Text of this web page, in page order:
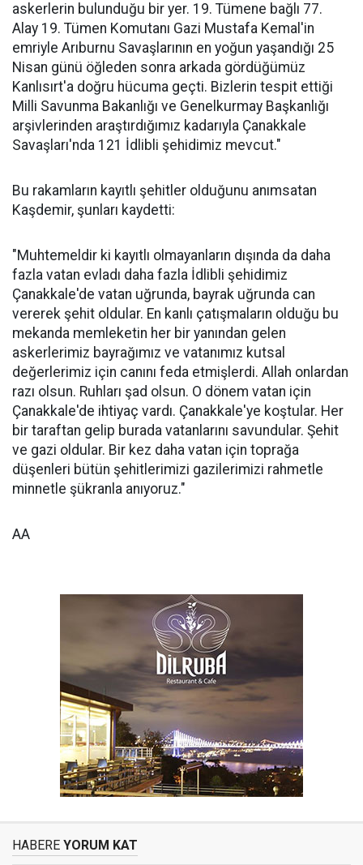
askerlerin bulunduğu bir yer. 19. Tümene bağlı 77.
Alay 19. Tümen Komutanı Gazi Mustafa Kemal'in
emriyle Arıburnu Savaşlarının en yoğun yaşandığı 25
Nisan günü öğleden sonra arkada gördüğümüz
Kanlısırt'a doğru hücuma geçti. Bizlerin tespit ettiği
Milli Savunma Bakanlığı ve Genelkurmay Başkanlığı
arşivlerinden araştırdığımız kadarıyla Çanakkale
Savaşları'nda 121 İdlibli şehidimiz mevcut."
Bu rakamların kayıtlı şehitler olduğunu anımsatan
Kaşdemir, şunları kaydetti:
"Muhtemeldir ki kayıtlı olmayanların dışında da daha
fazla vatan evladı daha fazla İdlibli şehidimiz
Çanakkale'de vatan uğrunda, bayrak uğrunda can
vererek şehit oldular. En kanlı çatışmaların olduğu bu
mekanda memleketin her bir yanından gelen
askerlerimiz bayrağımız ve vatanımız kutsal
değerlerimiz için canını feda etmişlerdi. Allah onlardan
razı olsun. Ruhları şad olsun. O dönem vatan için
Çanakkale'de ihtiyaç vardı. Çanakkale'ye koştular. Her
bir taraftan gelip burada vatanlarını savundular. Şehit
ve gazi oldular. Bir kez daha vatan için toprağa
düşenleri bütün şehitlerimizi gazilerimizi rahmetle
minnetle şükranla anıyoruz."
AA
HABERE YORUM KAT